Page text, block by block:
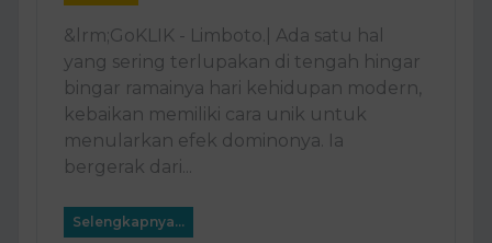
&lrm;GoKLIK - Limboto.| Ada satu hal
yang sering terlupakan di tengah hingar
bingar ramainya hari kehidupan modern,
kebaikan memiliki cara unik untuk
menularkan efek dominonya. Ia
bergerak dari...
Selengkapnya...